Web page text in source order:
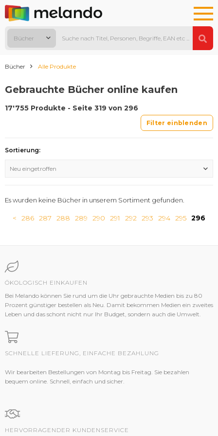
Bücher
Bücher Alle Produkte
Gebrauchte Bücher online kaufen
17'755 Produkte - Seite 319 von 296
Filter einblenden
Sortierung:
Neu eingetroffen
Es wurden keine Bücher in unserem Sortiment gefunden.
< 286 287 288 289 290 291 292 293 294 295 296
ÖKOLOGISCH EINKAUFEN
Bei Melando können Sie rund um die Uhr gebrauchte Medien bis zu 80
Prozent günstiger bestellen als Neu. Damit bekommen Medien ein zweites
Leben und das schont nicht nur Ihr Budget, sondern auch die Umwelt.
SCHNELLE LIEFERUNG, EINFACHE BEZAHLUNG
Wir bearbeiten Bestellungen von Montag bis Freitag. Sie bezahlen
bequem online. Schnell, einfach und sicher.
HERVORRAGENDER KUNDENSERVICE